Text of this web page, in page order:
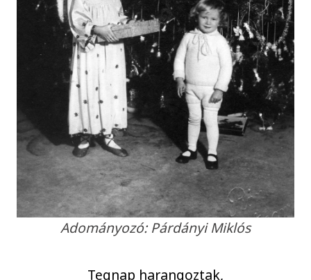
Adományozó: Párdányi Miklós
Tegnap harangoztak,